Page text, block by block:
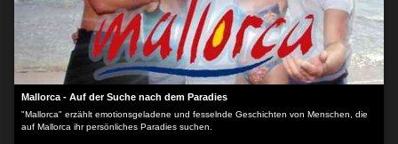
Mallorca - Auf der Suche nach dem Paradies
"Mallorca" erzählt emotionsgeladene und fesselnde Geschichten von Menschen, die
auf Mallorca ihr persönliches Paradies suchen.